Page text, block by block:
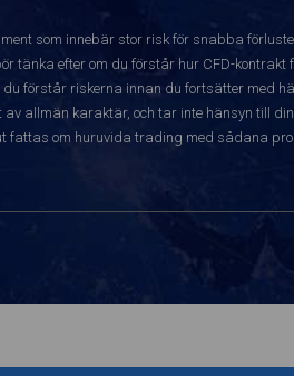
som innebär stor risk för snabba
tänka efter om du förstår hur CFD-
förstår riskerna innan du fortsätter med
allmän karaktär, och tar inte hänsyn till
fattas om huruvida trading med sådana